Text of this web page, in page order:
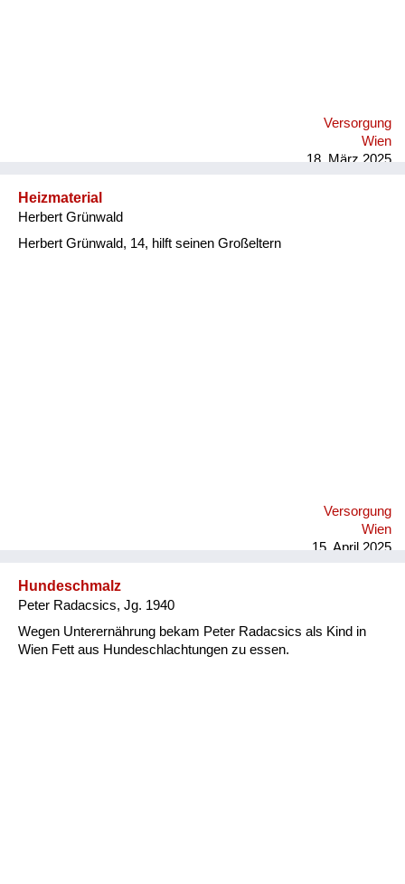
Versorgung
Wien
18. März 2025
Heizmaterial
Herbert Grünwald
Herbert Grünwald, 14, hilft seinen Großeltern
Versorgung
Wien
15. April 2025
Hundeschmalz
Peter Radacsics, Jg. 1940
Wegen Unterernährung bekam Peter Radacsics als Kind in
Wien Fett aus Hundeschlachtungen zu essen.